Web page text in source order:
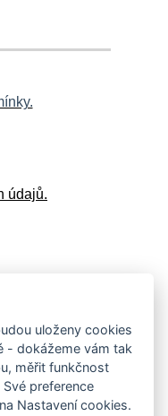
údajů.
uloženy cookies
- dokážeme vám tak
měřit funkčnost
preference
Nastavení cookies.